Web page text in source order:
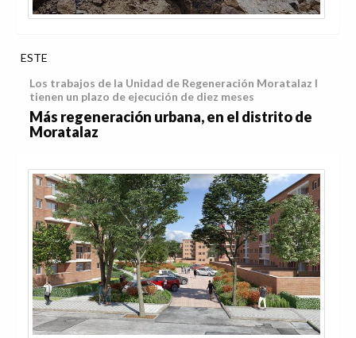
ESTE
Los trabajos de la Unidad de Regeneración Moratalaz I
tienen un plazo de ejecución de diez meses
Más regeneración urbana, en el distrito de
Moratalaz